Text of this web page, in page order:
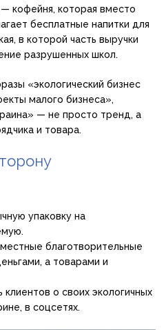
кофейня, которая вместо
бесплатные напитки для
в которой часть выручки
разрушенных школ.
«экологический бизнес
малого бизнеса»,
— не просто тренд, а
и товара.
упаковку на
благотворительные
а товарами и
о своих экологичных
в соцсетях.